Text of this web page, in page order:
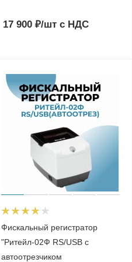
17 900 ₽/шт с НДС
Фискальный регистратор
"Ритейл-02Ф RS/USB с
автоотрезчиком